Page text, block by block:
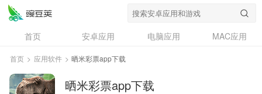
首页 安卓应用 电脑应用
MAC应用
资讯
专题
问答
首页 > 应用软件 > 晒米彩票app下载
晒米彩票app下载